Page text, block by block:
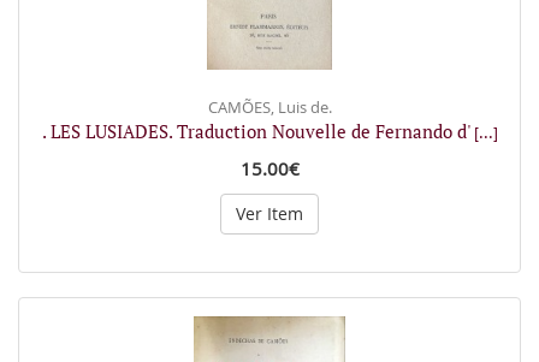
CAMÕES, Luis de.
. LES LUSIADES. Traduction Nouvelle de Fernando d' [...]
15.00€
Ver Item